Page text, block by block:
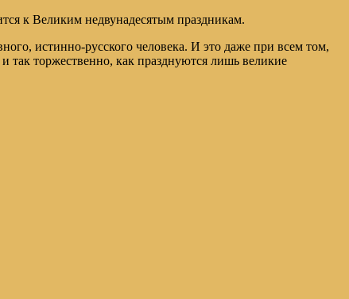
к Великим недвунадесятым праздникам.
истинно-русского человека. И это даже при всем том,
так торжественно, как празднуются лишь великие